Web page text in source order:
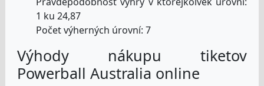
1 ku 24,87
Počet výherných úrovní: 7
Výhody nákupu tiketov
Powerball Australia online